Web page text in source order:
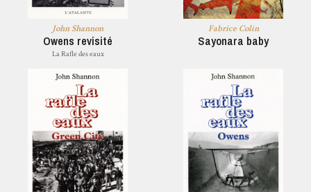
John Shannon
Owens revisité
La Rafle des eaux
Fabrice Colin
Sayonara baby